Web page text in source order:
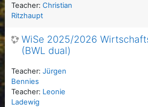
Teacher: Christian
Ritzhaupt
WiSe 2025/2026
(BWL dual)
Teacher: Jürgen
Bennies
Teacher: Leonie
Ladewig